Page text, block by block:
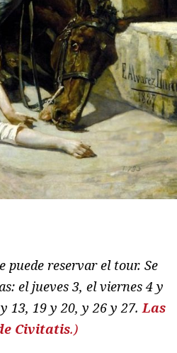
puede reservar el tour. Se
el jueves 3, el viernes 4 y
13, 19 y 20, y 26 y 27.Las
Civitatis.)